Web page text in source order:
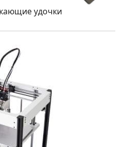
удочки